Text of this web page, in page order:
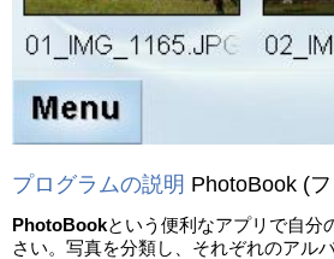
プログラムの説明 PhotoBook (
PhotoBookという便利なアプリで自分
さい。写真を分類し、それぞれのアル